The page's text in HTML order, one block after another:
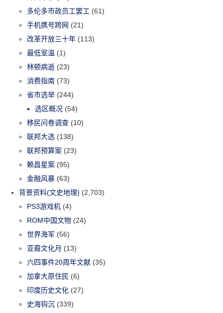
多伦多市政员工罢工 (61)
手机携号跨网 (21)
改革开放三十年 (113)
最低室温 (1)
林顿病逝 (23)
消费指南 (73)
省市选举 (244)
选区概况 (54)
移民问卷调查 (10)
联邦大选 (138)
联邦预算案 (23)
赖昌星案 (95)
金融风暴 (63)
背景资料(文史地理) (2,703)
PS3游戏机 (4)
ROM中国文物 (24)
世界海军 (56)
亚裔文化月 (13)
六四事件20周年文献 (35)
加拿大原住民 (6)
印度历史文化 (27)
史海钩沉 (339)